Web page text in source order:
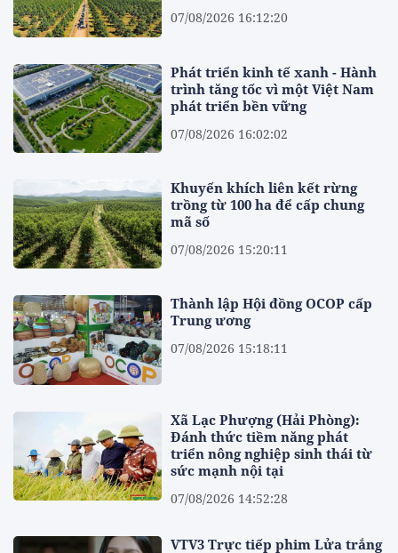
07/08/2026 16:12:20
Phát triển kinh tế xanh - Hành
trình tăng tốc vì một Việt Nam
phát triển bền vững
07/08/2026 16:02:02
Khuyến khích liên kết rừng
trồng từ 100 ha để cấp chung
mã số
07/08/2026 15:20:11
Thành lập Hội đồng OCOP cấp
Trung ương
07/08/2026 15:18:11
Xã Lạc Phượng (Hải Phòng):
Đánh thức tiềm năng phát
triển nông nghiệp sinh thái từ
sức mạnh nội tại
07/08/2026 14:52:28
VTV3 Trực tiếp phim Lửa trắng